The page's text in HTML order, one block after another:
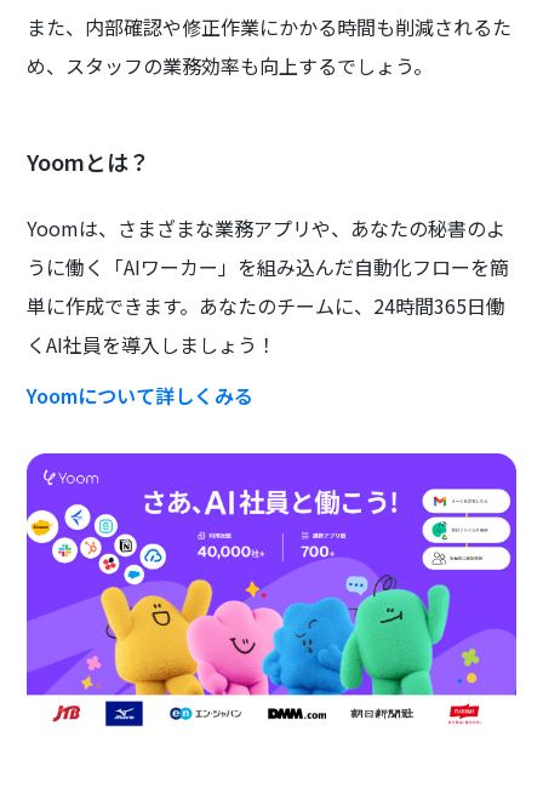
また、内部確認や修正作業にかかる時間も削減されるた
め、スタッフの業務効率も向上するでしょう。
Yoomとは？
Yoomは、さまざまな業務アプリや、あなたの秘書のよ
うに働く「AIワーカー」を組み込んだ自動化フローを簡
単に作成できます。あなたのチームに、24時間365日働
くAI社員を導入しましょう！
Yoomについて詳しくみる